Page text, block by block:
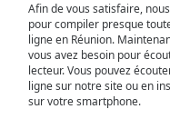
Afin de vous satisfaire,
pour compiler presque
ligne en Réunion.
vous avez besoin pour
lecteur. Vous pouvez
ligne sur notre site ou en
sur votre smartphone.